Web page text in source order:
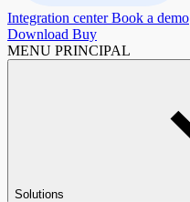
Integration centerBook a demo
Download Buy
MENU PRINCIPAL
Solutions